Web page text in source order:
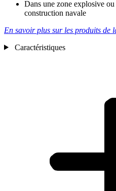
Dans une zone explosive
construction navale
En savoir plus sur les produits de
Caractéristiques